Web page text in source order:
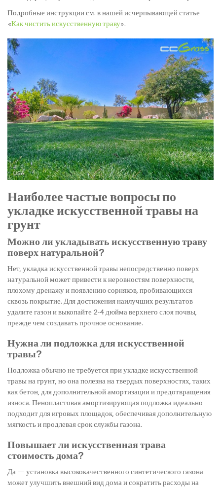
Подробные инструкции см. в нашей исчерпывающей статье
«Как чистить искусственную траву».
Наиболее частые вопросы по
укладке искусственной травы на
грунт
Можно ли укладывать искусственную траву
поверх натуральной?
Нет, укладка искусственной травы непосредственно поверх
натуральной может привести к неровностям поверхности,
плохому дренажу и появлению сорняков, пробивающихся
сквозь покрытие. Для достижения наилучших результатов
удалите газон и выкопайте 2-4 дюйма верхнего слоя почвы,
прежде чем создавать прочное основание.
Нужна ли подложка для искусственной
травы?
Подложка обычно не требуется при укладке искусственной
травы на грунт, но она полезна на твердых поверхностях, таких
как бетон, для дополнительной амортизации и предотвращения
износа. Пенопластовая амортизирующая подложка идеально
подходит для игровых площадок, обеспечивая дополнительную
мягкость и продлевая срок службы газона.
Повышает ли искусственная трава
стоимость дома?
Да — установка высококачественного синтетического газона
может улучшить внешний вид дома и сократить расходы на